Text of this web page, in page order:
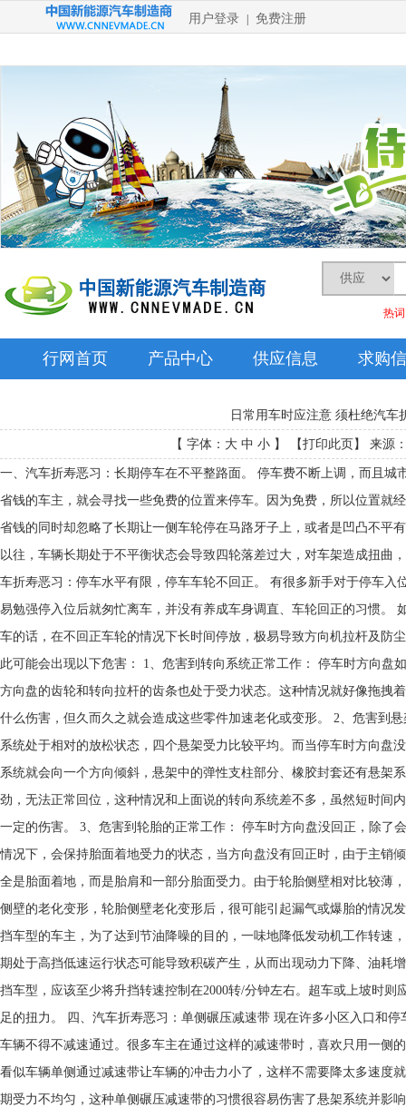
用户登录 免费注册
热
行网首页 产品中心 供应信息 求购
日常用车时应注意 须杜绝汽车
【 字体： 大 中 小 】 【打印此页 】 来源
一、汽车折寿恶习：长期停车在不平整路面。 停车费不断上调，而且城
省钱的车主，就会寻找一些免费的位置来停车。因为免费，所以位置就
省钱的同时却忽略了长期让一侧车轮停在马路牙子上，或者是凹凸不平
以往，车辆长期处于不平衡状态会导致四轮落差过大，对车架造成扭曲
车折寿恶习：停车水平有限，停车车轮不回正。 有很多新手对于停车入
易勉强停入位后就匆忙离车，并没有养成车身调直、车轮回正的习惯。
车的话，在不回正车轮的情况下长时间停放，极易导致方向机拉杆及防
此可能会出现以下危害： 1、危害到转向系统正常工作： 停车时方向盘
方向盘的齿轮和转向拉杆的齿条也处于受力状态。这种情况就好像拖拽
什么伤害，但久而久之就会造成这些零件加速老化或变形。 2、危害到
系统处于相对的放松状态，四个悬架受力比较平均。而当停车时方向盘
系统就会向一个方向倾斜，悬架中的弹性支柱部分、橡胶封套还有悬架
劲，无法正常回位，这种情况和上面说的转向系统差不多，虽然短时间
一定的伤害。 3、危害到轮胎的正常工作： 停车时方向盘没回正，除了
情况下，会保持胎面着地受力的状态，当方向盘没有回正时，由于主销
全是胎面着地，而是胎肩和一部分胎面受力。由于轮胎侧壁相对比较薄
侧壁的老化变形，轮胎侧壁老化变形后，很可能引起漏气或爆胎的情况
挡车型的车主，为了达到节油降噪的目的，一味地降低发动机工作转速
期处于高挡低速运行状态可能导致积碳产生，从而出现动力下降、油耗
挡车型，应该至少将升挡转速控制在2000转/分钟左右。超车或上坡时
足的扭力。 四、汽车折寿恶习：单侧碾压减速带 现在许多小区入口和
车辆不得不减速通过。很多车主在通过这样的减速带时，喜欢只用一侧
看似车辆单侧通过减速带让车辆的冲击力小了，这样不需要降太多速度
期受力不均匀，这种单侧碾压减速带的习惯很容易伤害了悬架系统并影